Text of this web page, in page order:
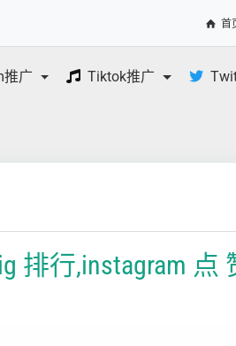
首
推广 Tiktok推广
排行,instagram 点